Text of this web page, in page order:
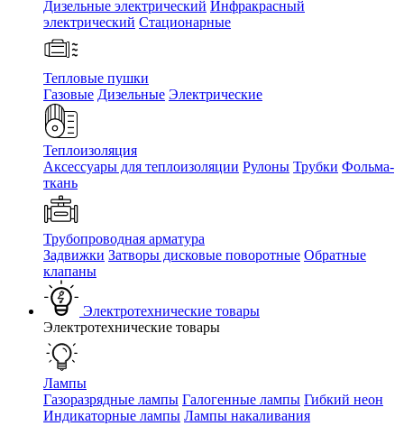
Дизельные электрический Инфракрасный
электрический Стационарные
Тепловые пушки
Газовые Дизельные Электрические
Теплоизоляция
Аксессуары для теплоизоляции Рулоны Трубки Фольма-
ткань
Трубопроводная арматура
Задвижки Затворы дисковые поворотные Обратные
клапаны
Электротехнические товары
Электротехнические товары
Лампы
Газоразрядные лампы Галогенные лампы Гибкий неон
Индикаторные лампы Лампы накаливания